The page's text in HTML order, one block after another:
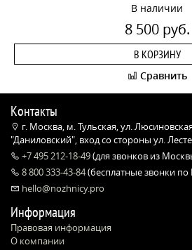
В наличии
8 500 руб.
В КОРЗИНУ
Сравнить
Контакты
г. Москва, м. Тульская, ул.
"Даниловский", вход со стороны ул.
+7 495 212-18-49(для звонков из
8 800 333-43-84(бесплатные звонки по
hello@nozhnicy.pro
Информация
Правовая информация
О компании